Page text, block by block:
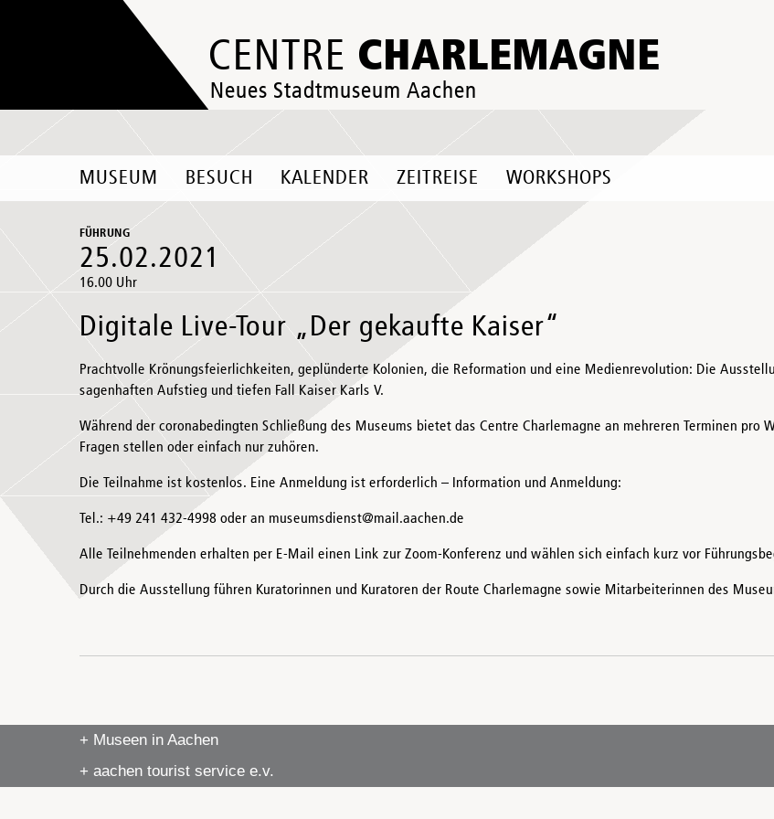
CENTRE CHARLEMAGNE
Neues Stadtmuseum Aachen
MUSEUM BESUCH KALENDER ZEITREISE WORKSHOPS
FÜHRUNG
25.02.2021
16.00 Uhr
Digitale Live-Tour „Der gekaufte Kaiser“
Prachtvolle Krönungsfeierlichkeiten, geplünderte Kolonien, die Reformation und eine Medienrevolution: Die
sagenhaften Aufstieg und tiefen Fall Kaiser Karls V.
Während der coronabedingten Schließung des Museums bietet das Centre Charlemagne an mehreren Terminen pro
Fragen stellen oder einfach nur zuhören.
Die Teilnahme ist kostenlos. Eine Anmeldung ist erforderlich – Information und Anmeldung:
Tel.: +49 241 432-4998 oder an museumsdienst@mail.aachen.de
Alle Teilnehmenden erhalten per E-Mail einen Link zur Zoom-Konferenz und wählen sich einfach kurz vor
Durch die Ausstellung führen Kuratorinnen und Kuratoren der Route Charlemagne sowie Mitarbeiterinnen des
+ Museen in Aachen
+ aachen tourist service e.v.